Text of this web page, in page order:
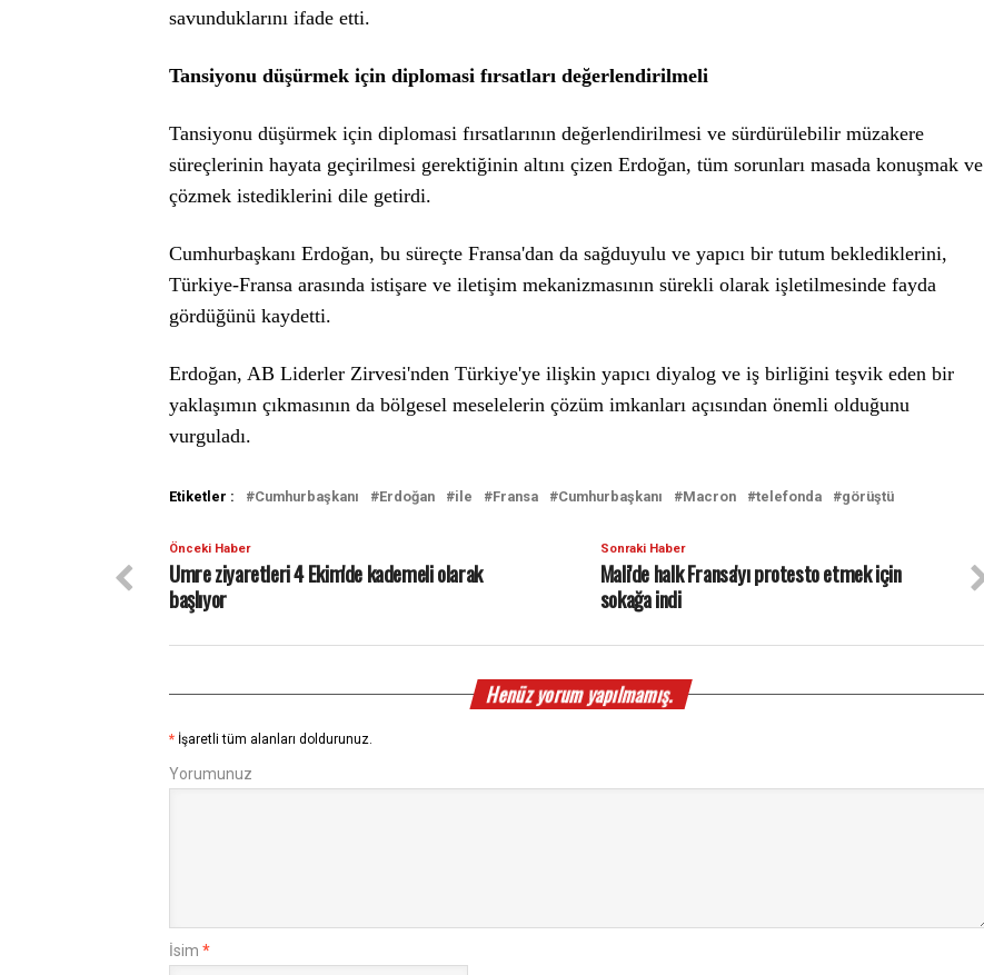
savunduklarını ifade etti.
Tansiyonu düşürmek için diplomasi fırsatları değerlendirilmeli
Tansiyonu düşürmek için diplomasi fırsatlarının değerlendirilmesi ve sürdürülebilir müzakere
süreçlerinin hayata geçirilmesi gerektiğinin altını çizen Erdoğan, tüm sorunları masada konuşmak ve
çözmek istediklerini dile getirdi.
Cumhurbaşkanı Erdoğan, bu süreçte Fransa'dan da sağduyulu ve yapıcı bir tutum beklediklerini,
Türkiye-Fransa arasında istişare ve iletişim mekanizmasının sürekli olarak işletilmesinde fayda
gördüğünü kaydetti.
Erdoğan, AB Liderler Zirvesi'nden Türkiye'ye ilişkin yapıcı diyalog ve iş birliğini teşvik eden bir
yaklaşımın çıkmasının da bölgesel meselelerin çözüm imkanları açısından önemli olduğunu
vurguladı.
Etiketler : Cumhurbaşkanı Erdoğan ile Fransa Cumhurbaşkanı Macron telefonda görüştü
Önceki Haber
Umre ziyaretleri 4 Ekim'de kademeli olarak
başlıyor
Sonraki Haber
Mali'de halk Fransa'yı protesto etmek için
sokağa indi
Henüz yorum yapılmamış.
* İşaretli tüm alanları doldurunuz.
Yorumunuz
İsim *